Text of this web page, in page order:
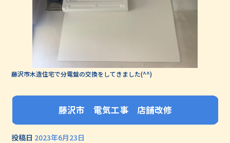
藤沢市木造住宅で分電盤の交換をしてきました(^^)
藤沢市 電気工事 店舗改修
投稿日 2023年6月23日